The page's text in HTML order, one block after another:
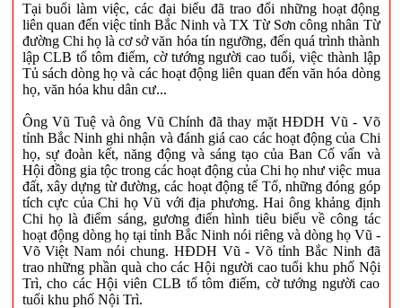
Tại buổi làm việc, các đại biểu đã trao đổi những hoạt động
liên quan đến việc tỉnh Bắc Ninh và TX Từ Sơn công nhân Từ
đường Chi họ là cơ sở văn hóa tín ngưỡng, đến quá trình thành
lập CLB tổ tôm điếm, cờ tướng người cao tuổi, việc thành lập
Tủ sách dòng họ và các hoạt động liên quan đến văn hóa dòng
họ, văn hóa khu dân cư...
Ông Vũ Tuệ và ông Vũ Chính đã thay mặt HĐDH Vũ - Võ
tỉnh Bắc Ninh ghi nhận và đánh giá cao các hoạt động của Chi
họ, sự đoàn kết, năng động và sáng tạo của Ban Cố vấn và
Hội đồng gia tộc trong các hoạt động của Chi họ như việc mua
đất, xây dựng từ đường, các hoạt động tế Tổ, những đóng góp
tích cực của Chi họ Vũ với địa phương. Hai ông khảng định
Chi họ là điểm sáng, gương điển hình tiêu biểu về công tác
hoạt động dòng họ tại tỉnh Bắc Ninh nói riêng và dòng họ Vũ -
Võ Việt Nam nói chung. HĐDH Vũ - Võ tỉnh Bắc Ninh đã
trao những phần quà cho các Hội người cao tuổi khu phố Nội
Trì, cho các Hội viên CLB tổ tôm điếm, cờ tướng người cao
tuổi khu phố Nội Trì.